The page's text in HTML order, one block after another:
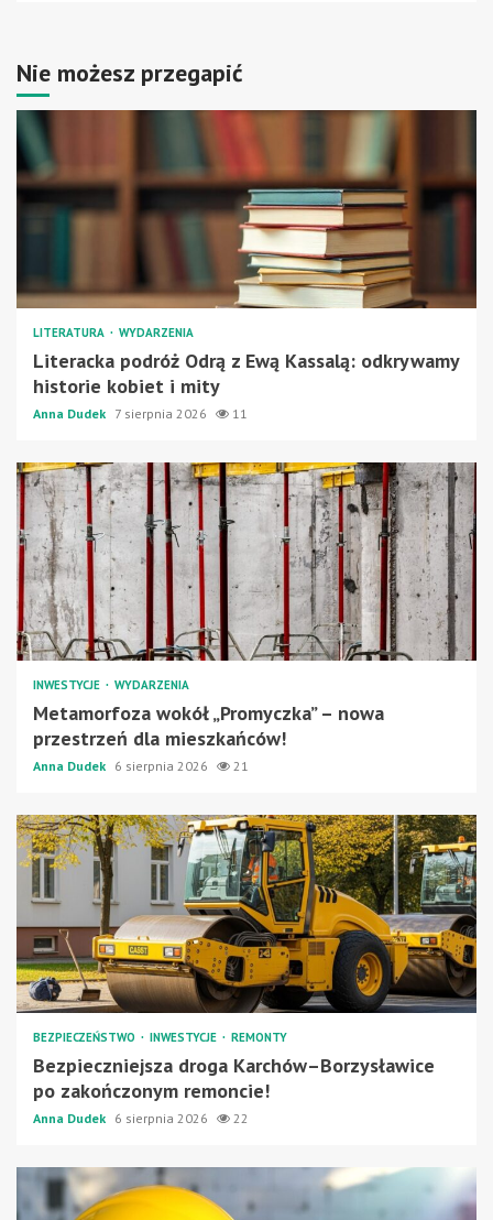
Nie możesz przegapić
LITERATURA WYDARZENIA
Literacka podróż Odrą z Ewą Kassalą: odkrywamy
historie kobiet i mity
Anna Dudek 7 sierpnia 2026 11
INWESTYCJE WYDARZENIA
Metamorfoza wokół „Promyczka” – nowa
przestrzeń dla mieszkańców!
Anna Dudek 6 sierpnia 2026 21
BEZPIECZEŃSTWO INWESTYCJE REMONTY
Bezpieczniejsza droga Karchów–Borzysławice
po zakończonym remoncie!
Anna Dudek 6 sierpnia 2026 22